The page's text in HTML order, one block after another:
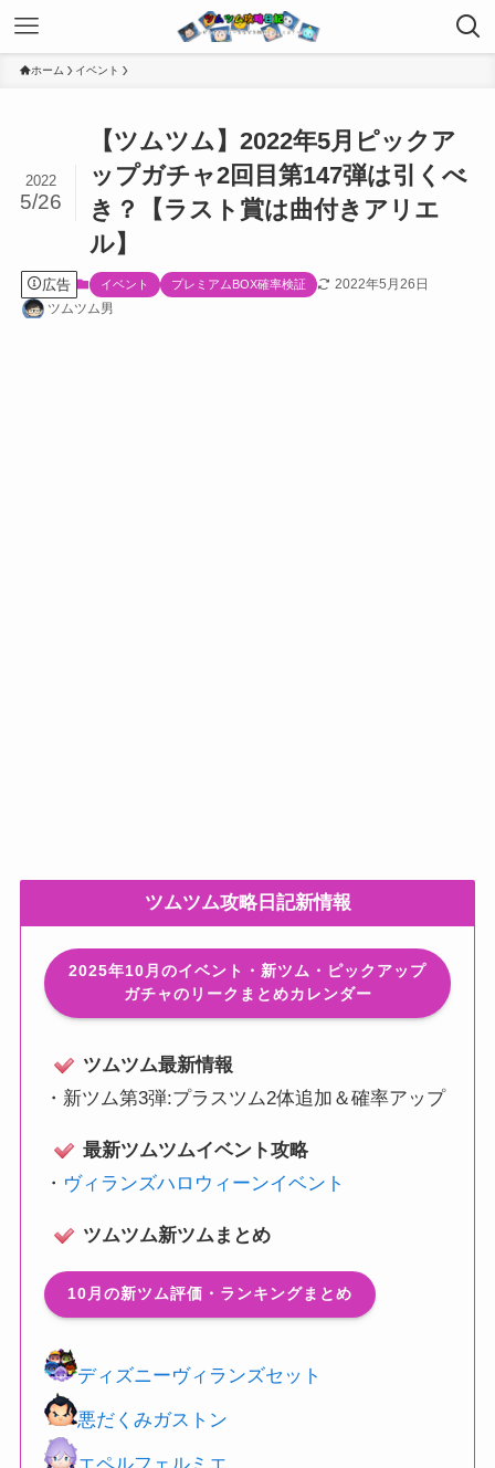
ホーム イベント
【ツムツム】2022年5月ピックア
ップガチャ2回目第147弾は引くべ
き？【ラスト賞は曲付きアリエ
ル】
2022
5/26
広告 イベント プレミアムBOX確率検証
2022年5月26日
ツムツム男
ツムツム攻略日記新情報
2025年10月のイベント・新ツム・ピックアップ
ガチャのリークまとめカレンダー
ツムツム最新情報
・ 新ツム第3弾:プラスツム2体追加＆確率アップ
最新ツムツムイベント攻略
・ ヴィランズハロウィーンイベント
ツムツム新ツムまとめ
10月の新ツム評価・ランキングまとめ
ディズニーヴィランズセット
悪だくみガストン